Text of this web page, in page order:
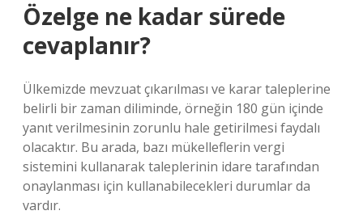
Özelge ne kadar sürede
cevaplanır?
Ülkemizde mevzuat çıkarılması ve karar taleplerine
belirli bir zaman diliminde, örneğin 180 gün içinde
yanıt verilmesinin zorunlu hale getirilmesi faydalı
olacaktır. Bu arada, bazı mükelleflerin vergi
sistemini kullanarak taleplerinin idare tarafından
onaylanması için kullanabilecekleri durumlar da
vardır.